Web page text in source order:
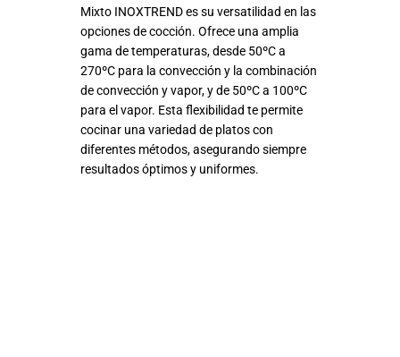
Mixto INOXTREND es su versatilidad en las
opciones de cocción. Ofrece una amplia
gama de temperaturas, desde 50ºC a
270ºC para la convección y la combinación
de convección y vapor, y de 50ºC a 100ºC
para el vapor. Esta flexibilidad te permite
cocinar una variedad de platos con
diferentes métodos, asegurando siempre
resultados óptimos y uniformes.